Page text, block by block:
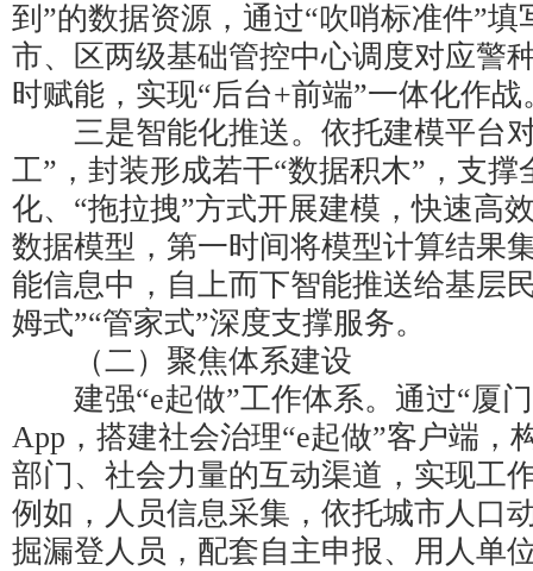
到”的数据资源，通过“吹哨标准件”
市、区两级基础管控中心调度对应警
时赋能，实现“后台+前端”一体化作战
三是智能化推送。依托建模平台对
工”，封装形成若干“数据积木”，支撑
化、“拖拉拽”方式开展建模，快速高
数据模型，第一时间将模型计算结果
能信息中，自上而下智能推送给基层
姆式”“管家式”深度支撑服务。
（二）聚焦体系建设
建强“e起做”工作体系。通过“厦门
App，搭建社会治理“e起做”客户端，
部门、社会力量的互动渠道，实现工
例如，人员信息采集，依托城市人口
掘漏登人员，配套自主申报、用人单